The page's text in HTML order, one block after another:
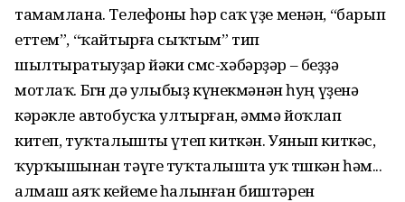
тамамлана. Телефоны һәр саҡ үҙе менән, “барып
еттем”, “ҡайтырға сыҡтым” тип
шылтыратыуҙар йәки смс-хәбәрҙәр – беҙҙә
мотлаҡ. Бөгөн дә улыбыҙ күнекмәнән һуң үҙенә
кәрәкле автобусҡа ултырған, әммә йоҡлап
китеп, туҡталышты үтеп киткән. Уянып киткәс,
ҡурҡышынан тәүге туҡталышта уҡ төшкән һәм...
алмаш аяҡ кейеме һалынған биштәрен